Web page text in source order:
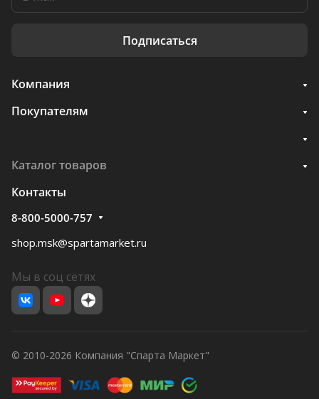
Подписаться
Компания
Покупателям
Каталог товаров
Контакты
8-800-5000-757
shop.msk@spartamarket.ru
Мы в соц сетях
© 2010-2026 Компания "Спарта Маркет"